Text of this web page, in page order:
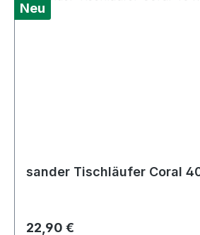
Neu
sander Tischläufer Coral
Regulärer Preis:
22,90 €